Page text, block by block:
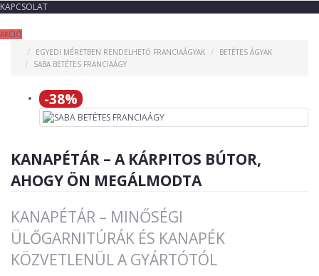
KAPCSOLAT
AKCIÓ
EGYEDI MÉRETBEN RENDELHETŐ FRANCIAÁGYAK
BETÉTES ÁGYAK
SABA BETÉTES FRANCIAÁGY
-38%
KANAPÉTÁR – A KÁRPITOS BÚTOR,
AHOGY ÖN MEGÁLMODTA
KANAPÉTÁR – MINŐSÉGI
ÜLŐGARNITÚRÁK ÉS KANAPÉK
KÖZVETLENÜL A GYÁRTÓTÓL